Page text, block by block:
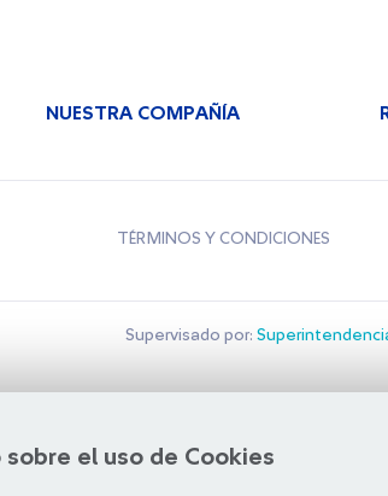
el uso de Cookies
NUESTRA COMPAÑÍA
TÉRMINOS Y CONDICIONES
Supervisado por: